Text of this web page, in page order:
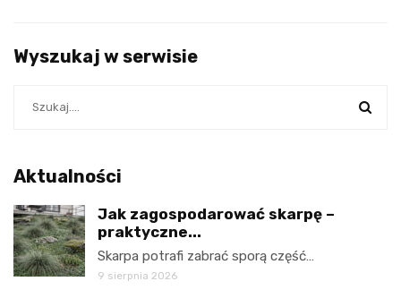
Wyszukaj w serwisie
Aktualności
Jak zagospodarować skarpę –
praktyczne...
Skarpa potrafi zabrać sporą część…
9 sierpnia 2026